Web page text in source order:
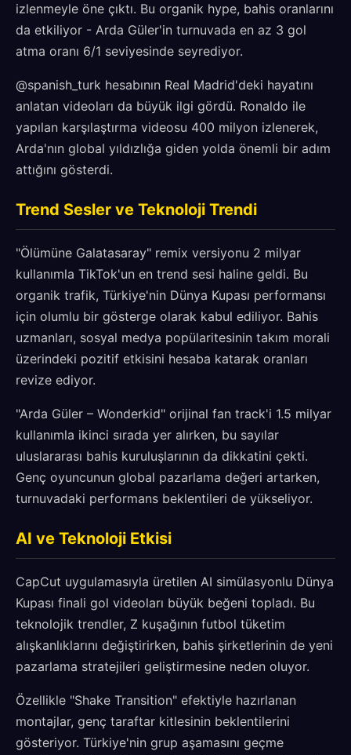
izlenmeyle öne çıktı. Bu organik hype, bahis oranlarını
da etkiliyor - Arda Güler'in turnuvada en az 3 gol
atma oranı 6/1 seviyesinde seyrediyor.
@spanish_turk hesabının Real Madrid'deki hayatını
anlatan videoları da büyük ilgi gördü. Ronaldo ile
yapılan karşılaştırma videosu 400 milyon izlenerek,
Arda'nın global yıldızlığa giden yolda önemli bir adım
attığını gösterdi.
Trend Sesler ve Teknoloji Trendi
"Ölümüne Galatasaray" remix versiyonu 2 milyar
kullanımla TikTok'un en trend sesi haline geldi. Bu
organik trafik, Türkiye'nin Dünya Kupası performansı
için olumlu bir gösterge olarak kabul ediliyor. Bahis
uzmanları, sosyal medya popülaritesinin takım morali
üzerindeki pozitif etkisini hesaba katarak oranları
revize ediyor.
"Arda Güler – Wonderkid" orijinal fan track'i 1.5 milyar
kullanımla ikinci sırada yer alırken, bu sayılar
uluslararası bahis kuruluşlarının da dikkatini çekti.
Genç oyuncunun global pazarlama değeri artarken,
turnuvadaki performans beklentileri de yükseliyor.
AI ve Teknoloji Etkisi
CapCut uygulamasıyla üretilen AI simülasyonlu Dünya
Kupası finali gol videoları büyük beğeni topladı. Bu
teknolojik trendler, Z kuşağının futbol tüketim
alışkanlıklarını değiştirirken, bahis şirketlerinin de yeni
pazarlama stratejileri geliştirmesine neden oluyor.
Özellikle "Shake Transition" efektiyle hazırlanan
montajlar, genç taraftar kitlesinin beklentilerini
gösteriyor. Türkiye'nin grup aşamasını geçme